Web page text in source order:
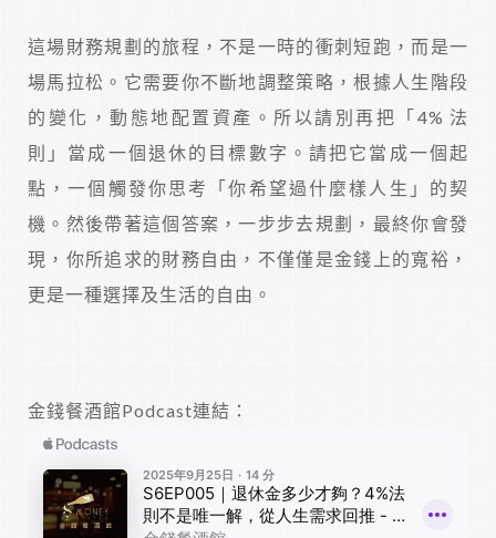
這場財務規劃的旅程，不是一時的衝刺短跑，而是一
場馬拉松。它需要你不斷地調整策略，根據人生階段
的變化，動態地配置資產。所以請別再把「4% 法
則」當成一個退休的目標數字。請把它當成一個起
點，一個觸發你思考「你希望過什麼樣人生」的契
機。然後帶著這個答案，一步步去規劃，最終你會發
現，你所追求的財務自由，不僅僅是金錢上的寬裕，
更是一種選擇及生活的自由。
金錢餐酒館Podcast連結：